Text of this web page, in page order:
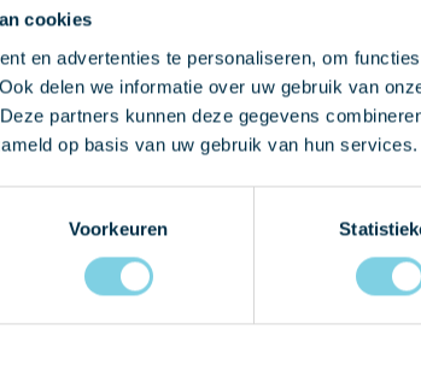
cookies
en advertenties te personaliseren, om
delen we informatie over uw gebruik van
partners kunnen deze gegevens
op basis van uw gebruik van hun services.
Voorkeuren